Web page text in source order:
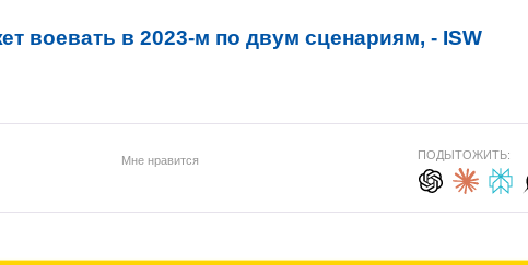
воевать в 2023-м по двум сценариям, - ISW
Мне нравится ПОДЫТОЖИТЬ: